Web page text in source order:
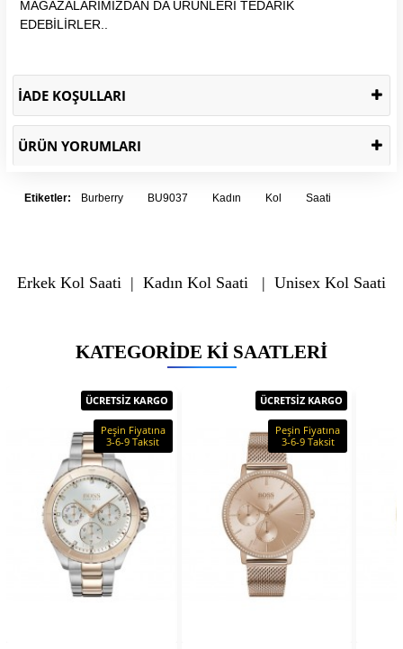
MAĞAZALARIMIZDAN DA ÜRÜNLERİ TEDARİK
EDEBİLİRLER..
İADE KOŞULLARI
ÜRÜN YORUMLARI
Etiketler: Burberry BU9037 Kadın Kol Saati
Erkek Kol Saati | Kadın Kol Saati | Unisex Kol Saati
KATEGORIDE KI SAATLERI
ÜCRETSİZ KARGO
Peşin Fiyatına
3-6-9 Taksit
ÜCRETSİZ KARGO
Peşin Fiyatına
3-6-9 Taksit